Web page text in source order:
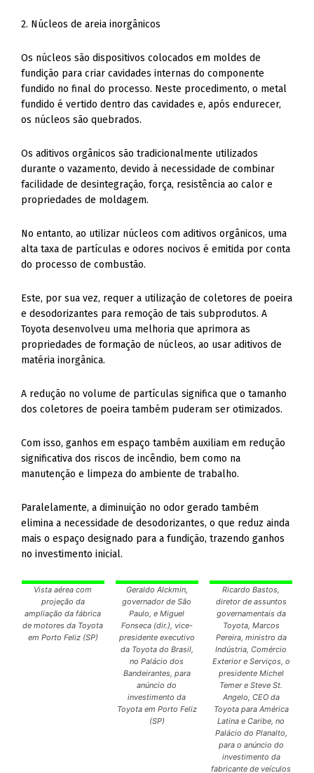
2. Núcleos de areia inorgânicos
Os núcleos são dispositivos colocados em moldes de
fundição para criar cavidades internas do componente
fundido no final do processo. Neste procedimento, o metal
fundido é vertido dentro das cavidades e, após endurecer,
os núcleos são quebrados.
Os aditivos orgânicos são tradicionalmente utilizados
durante o vazamento, devido à necessidade de combinar
facilidade de desintegração, força, resistência ao calor e
propriedades de moldagem.
No entanto, ao utilizar núcleos com aditivos orgânicos, uma
alta taxa de partículas e odores nocivos é emitida por conta
do processo de combustão.
Este, por sua vez, requer a utilização de coletores de poeira
e desodorizantes para remoção de tais subprodutos. A
Toyota desenvolveu uma melhoria que aprimora as
propriedades de formação de núcleos, ao usar aditivos de
matéria inorgânica.
A redução no volume de partículas significa que o tamanho
dos coletores de poeira também puderam ser otimizados.
Com isso, ganhos em espaço também auxiliam em redução
significativa dos riscos de incêndio, bem como na
manutenção e limpeza do ambiente de trabalho.
Paralelamente, a diminuição no odor gerado também
elimina a necessidade de desodorizantes, o que reduz ainda
mais o espaço designado para a fundição, trazendo ganhos
no investimento inicial.
Vista aérea com
projeção da
ampliação da fábrica
de motores da Toyota
em Porto Feliz (SP)
Geraldo Alckmin,
governador de São
Paulo, e Miguel
Fonseca (dir.), vice-
presidente executivo
da Toyota do Brasil,
no Palácio dos
Bandeirantes, para
anúncio do
investimento da
Toyota em Porto Feliz
(SP)
Ricardo Bastos,
diretor de assuntos
governamentais da
Toyota, Marcos
Pereira, ministro da
Indústria, Comércio
Exterior e Serviços, o
presidente Michel
Temer e Steve St.
Angelo, CEO da
Toyota para América
Latina e Caribe, no
Palácio do Planalto,
para o anúncio do
investimento da
fabricante de veículos